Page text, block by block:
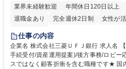
業界未経験歓迎
年間休日120日以上
退職金あり
完全週休2日制 女性が
土日祝休み
仕事の内容
企業名 株式会社三菱ＵＦＪ銀行 求人名 【東京都】本支店の窓口業務(事務
手続受付/資産運用提案)/後方事務/ロビー応対 仕事の内容 ★バック
スではなく顧客折衝を含む職種です★ 国